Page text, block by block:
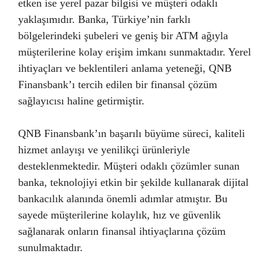
etken ise yerel pazar bilgisi ve müşteri odaklı
yaklaşımıdır. Banka, Türkiye’nin farklı
bölgelerindeki şubeleri ve geniş bir ATM ağıyla
müşterilerine kolay erişim imkanı sunmaktadır. Yerel
ihtiyaçları ve beklentileri anlama yeteneği, QNB
Finansbank’ı tercih edilen bir finansal çözüm
sağlayıcısı haline getirmiştir.
QNB Finansbank’ın başarılı büyüme süreci, kaliteli
hizmet anlayışı ve yenilikçi ürünleriyle
desteklenmektedir. Müşteri odaklı çözümler sunan
banka, teknolojiyi etkin bir şekilde kullanarak dijital
bankacılık alanında önemli adımlar atmıştır. Bu
sayede müşterilerine kolaylık, hız ve güvenlik
sağlanarak onların finansal ihtiyaçlarına çözüm
sunulmaktadır.